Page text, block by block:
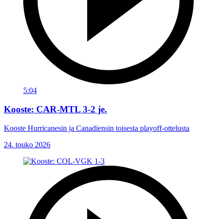
5:04
Kooste: CAR-MTL 3-2 je.
Kooste Hurricanesin ja Canadiensin toisesta playoff-ottelusta
24. touko 2026